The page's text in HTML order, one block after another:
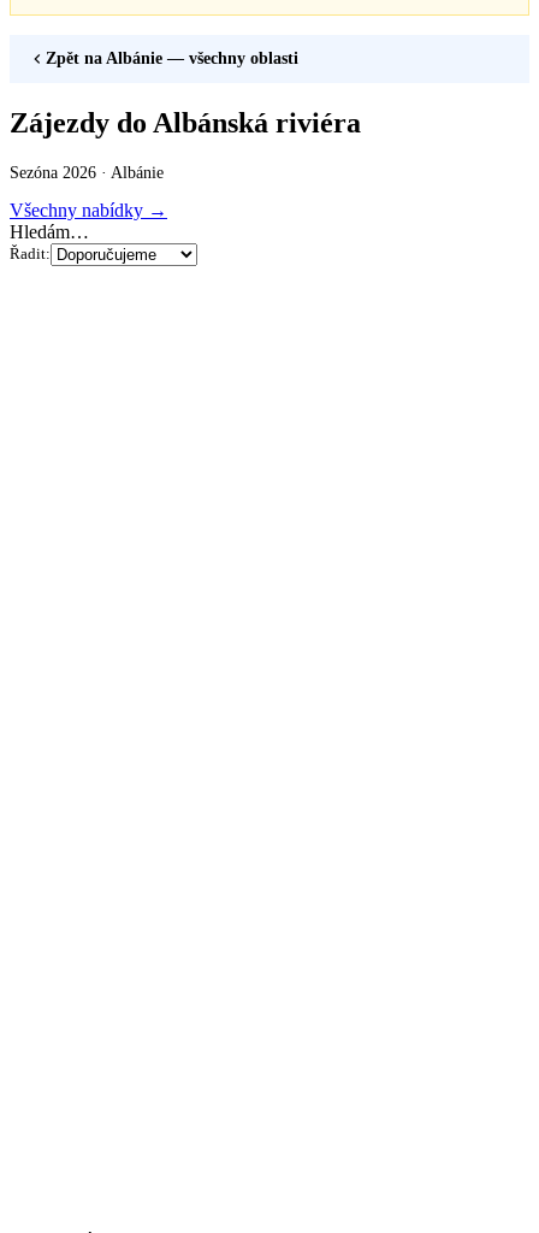
Zpět na Albánie — všechny oblasti
Zájezdy do Albánská riviéra
Sezóna 2026 · Albánie
Všechny nabídky →
Hledám…
Řadit: